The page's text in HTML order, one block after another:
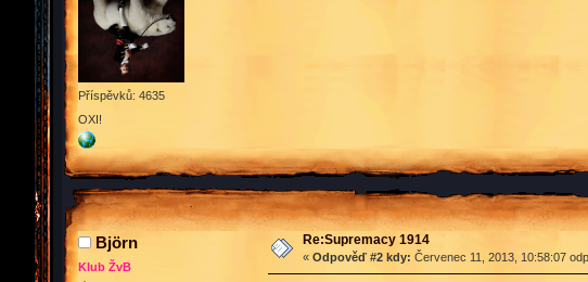
Příspěvků: 4635
OXI!
Björn
Klub ŽvB
Re:Supremacy 1914
« Odpověď #2 kdy: Červenec 11, 2013, 10:58:07